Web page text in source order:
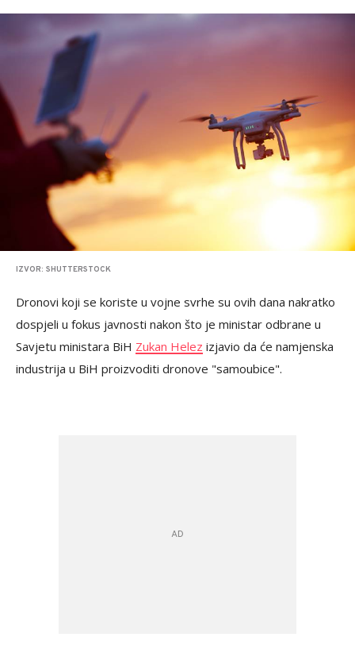
IZVOR: SHUTTERSTOCK
Dronovi koji se koriste u vojne svrhe su ovih dana nakratko
dospjeli u fokus javnosti nakon što je ministar odbrane u
Savjetu ministara BiH Zukan Helez izjavio da će namjenska
industrija u BiH proizvoditi dronove "samoubice".